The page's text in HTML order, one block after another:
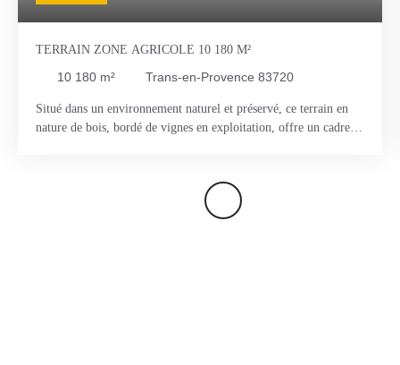
TERRAIN ZONE AGRICOLE 10 180 M²
10 180 m² Trans-en-Provence 83720
Situé dans un environnement naturel et préservé, ce terrain en
nature de bois, bordé de vignes en exploitation, offre un cadre
bien s’adresse principalement à un projet de détention foncière
ou d’investissement à long terme. Pour plus d’informations,